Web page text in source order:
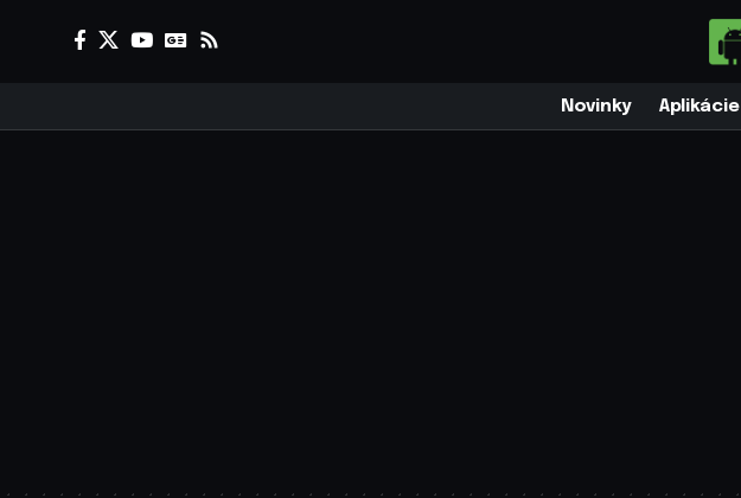
Novinky Aplikácie